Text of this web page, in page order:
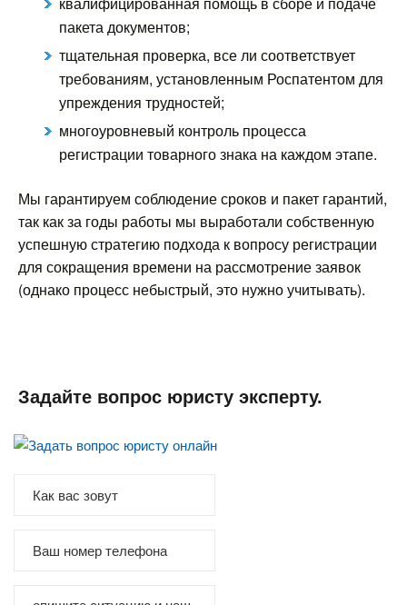
пакета документов;
тщательная проверка, все ли соответствует
требованиям, установленным Роспатентом для
упреждения трудностей;
многоуровневый контроль процесса
регистрации товарного знака на каждом этапе.
Мы гарантируем соблюдение сроков и пакет гарантий,
так как за годы работы мы выработали собственную
успешную стратегию подхода к вопросу регистрации
для сокращения времени на рассмотрение заявок
(однако процесс небыстрый, это нужно учитывать).
Задайте вопрос юристу эксперту.